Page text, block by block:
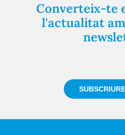
Converteix-te
l'actualitat